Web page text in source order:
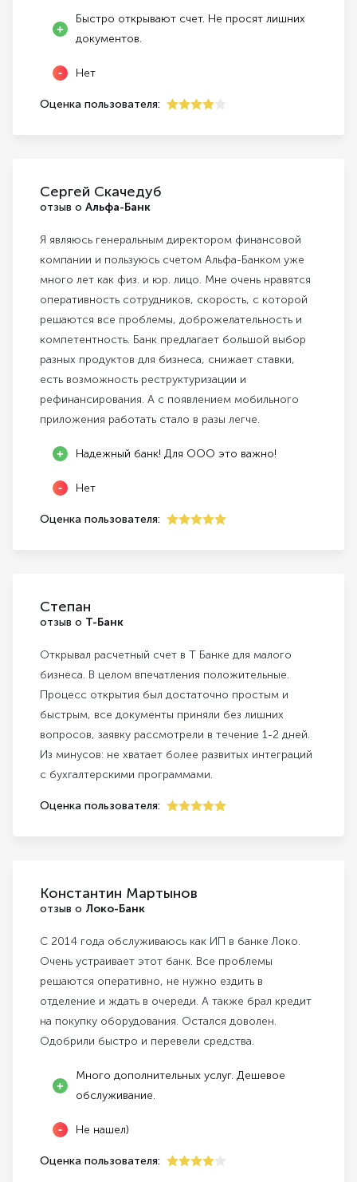
Быстро открывают счет. Не просят лишних
документов.
Нет
Оценка пользователя:
Сергей Скачедуб
отзыв о Альфа-Банк
Я являюсь генеральным директором финансовой
компании и пользуюсь счетом Альфа-Банком уже
много лет как физ. и юр. лицо. Мне очень нравятся
оперативность сотрудников, скорость, с которой
решаются все проблемы, доброжелательность и
компетентность. Банк предлагает большой выбор
разных продуктов для бизнеса, снижает ставки,
есть возможность реструктуризации и
рефинансирования. А с появлением мобильного
приложения работать стало в разы легче.
Надежный банк! Для ООО это важно!
Нет
Оценка пользователя:
Степан
отзыв о Т-Банк
Открывал расчетный счет в Т Банке для малого
бизнеса. В целом впечатления положительные.
Процесс открытия был достаточно простым и
быстрым, все документы приняли без лишних
вопросов, заявку рассмотрели в течение 1-2 дней.
Из минусов: не хватает более развитых интеграций
с бухгалтерскими программами.
Оценка пользователя:
Константин Мартынов
отзыв о Локо-Банк
С 2014 года обслуживаюсь как ИП в банке Локо.
Очень устраивает этот банк. Все проблемы
решаются оперативно, не нужно ездить в
отделение и ждать в очереди. А также брал кредит
на покупку оборудования. Остался доволен.
Одобрили быстро и перевели средства.
Много дополнительных услуг. Дешевое
обслуживание.
Не нашел)
Оценка пользователя: